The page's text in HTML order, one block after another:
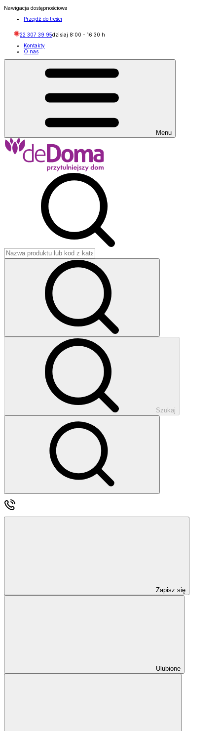
Nawigacja dostępnościowa
Przejdź do treści
22 307 39 95dzisiaj 8:00 - 16:30 h
Kontakty
O nas
Menu
Szukaj
Zapisz się
Ulubione